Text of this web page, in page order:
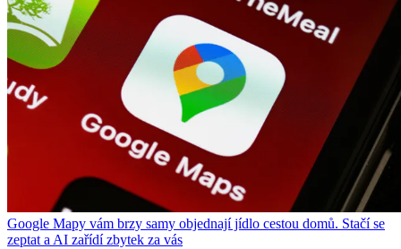
Google Mapy vám brzy samy objednají jídlo cestou domů. Stačí se
zeptat a AI zařídí zbytek za vás